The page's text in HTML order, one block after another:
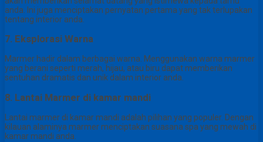
anda. Ini juga menciptakan pernyatan pertama yang tak terlupakan
tentang interior anda.
7. Eksplorasi Warna
Marmer hadir dalam berbagai warna. Menggunakan warna marmer
yang berani seperti merah, hijau, atau biru dapat memberikan
sentuhan dramatis dan unik dalam interior anda.
8. Lantai Marmer di kamar mandi
Lantai marmer di kamar mandi adalah pilihan yang populer. Dengan
kilauan alaminya marmer menciptakan suasana spa yang mewah di
kamar mandi anda.